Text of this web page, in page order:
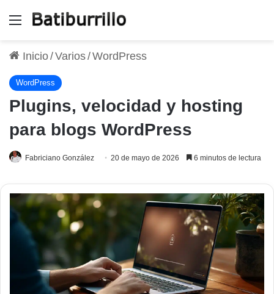
Menú
Inicio/Varios/WordPress
WordPress
Plugins, velocidad y hosting
para blogs WordPress
Fabriciano González 20 de mayo de 2026 6 minutos de lectura